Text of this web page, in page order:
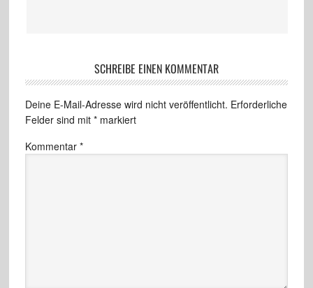
SCHREIBE EINEN KOMMENTAR
Deine E-Mail-Adresse wird nicht veröffentlicht. Erforderliche
Felder sind mit *markiert
Kommentar *